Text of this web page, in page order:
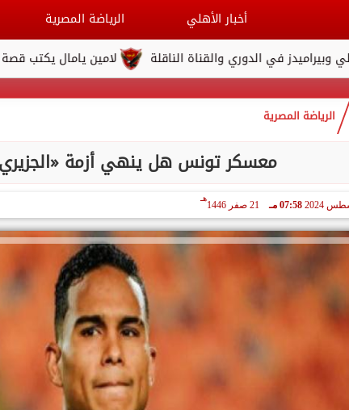
أخبار الأهلي الرياضة المصرية
لامين يامال يكتب قصة تألق مذهلة الدوري والقناة الناقلة
الرياضة المصرية
معسكر تونس هل ينهي أزمة
07:58 مـ 21 صفر 1446
هـ